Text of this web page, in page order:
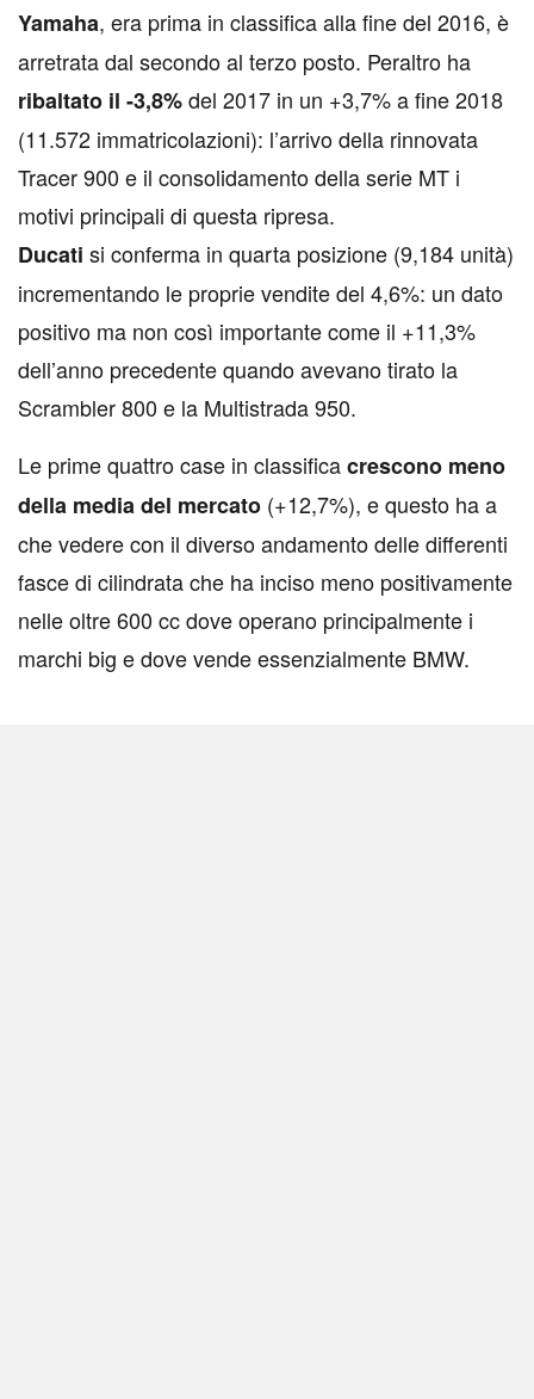
Yamaha, era prima in classifica alla fine del 2016, è
arretrata dal secondo al terzo posto. Peraltro ha
ribaltato il -3,8%del 2017 in un +3,7% a fine 2018
(11.572 immatricolazioni): l’arrivo della rinnovata
Tracer 900 e il consolidamento della serie MT i
motivi principali di questa ripresa.
Ducati si conferma in quarta posizione (9,184 unità)
incrementando le proprie vendite del 4,6%: un dato
positivo ma non così importante come il +11,3%
dell’anno precedente quando avevano tirato la
Scrambler 800 e la Multistrada 950.
Le prime quattro case in classificacrescono meno
della media del mercato (+12,7%), e questo ha a
che vedere con il diverso andamento delle differenti
fasce di cilindrata che ha inciso meno positivamente
nelle oltre 600 cc dove operano principalmente i
marchi big e dove vende essenzialmente BMW.